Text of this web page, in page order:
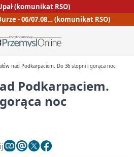
(komunikat RSO)
- 06/07.08… (komunikat RSO)
nad Podkarpaciem. Do 36 stopni i gorąca noc
Podkarpaciem.
noc